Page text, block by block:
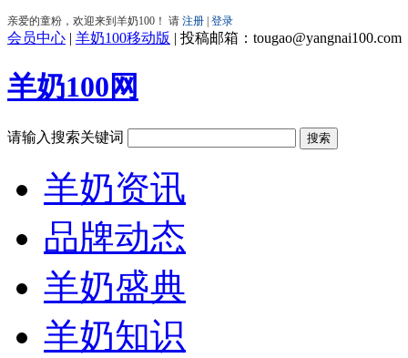
会员中心 | 羊奶100移动版 | 投稿邮箱：tougao@yangnai100.com
羊奶100网
请输入搜索关键词
羊奶资讯
品牌动态
羊奶盛典
羊奶知识